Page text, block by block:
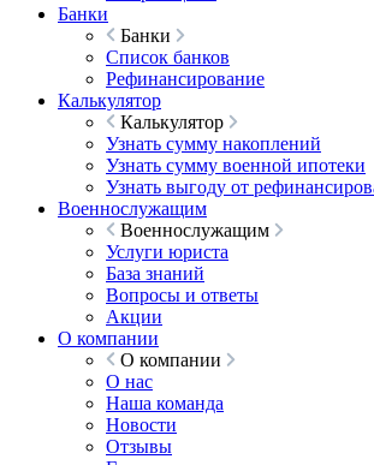
Банки
Банки
Список банков
Рефинансирование
Калькулятор
Калькулятор
Узнать сумму накоплений
Узнать сумму военной ипотеки
Узнать выгоду от
Военнослужащим
Военнослужащим
Услуги юриста
База знаний
Вопросы и ответы
Акции
О компании
О компании
О нас
Наша команда
Новости
Отзывы